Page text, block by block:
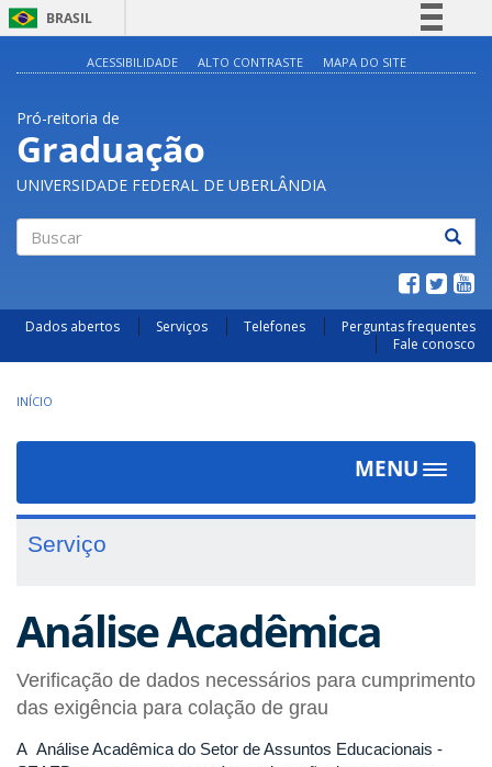
BRASIL
Legislação
Canais
ACESSIBILIDADE ALTO CONTRASTE MAPA DO SITE
Pró-reitoria de
Graduação
UNIVERSIDADE FEDERAL DE UBERLÂNDIA
Dados abertos Serviços Telefones
Perguntas frequentes
Fale conosco
INÍCIO
MENU
Toggle
Serviço
Análise Acadêmica
Verificação de dados necessários para cumprimento
das exigência para colação de grau
A Análise Acadêmica do Setor de Assuntos Educacionais -